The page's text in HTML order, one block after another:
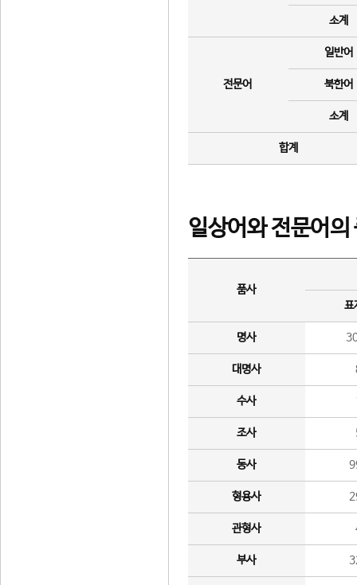
소계
전문어
일반어
북한어
소계
합계
일상어와 전문어의
품사
표
명사
대명사
수사
조사
동사
형용사
관형사
부사